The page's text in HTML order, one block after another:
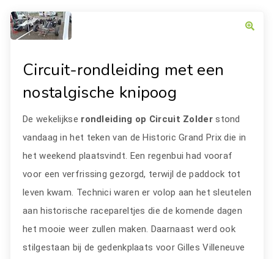
Circuit-rondleiding met een
nostalgische knipoog
De wekelijkse rondleiding op Circuit Zolderstond
vandaag in het teken van de Historic Grand Prix die in
het weekend plaatsvindt. Een regenbui had vooraf
voor een verfrissing gezorgd, terwijl de paddock tot
leven kwam. Technici waren er volop aan het sleutelen
aan historische racepareltjes die de komende dagen
het mooie weer zullen maken. Daarnaast werd ook
stilgestaan bij de gedenkplaats voor Gilles Villeneuve